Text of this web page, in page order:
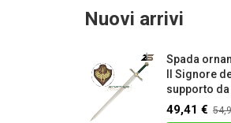
Nuovi arrivi
Spada
Il Signore
supporto
49,41 €